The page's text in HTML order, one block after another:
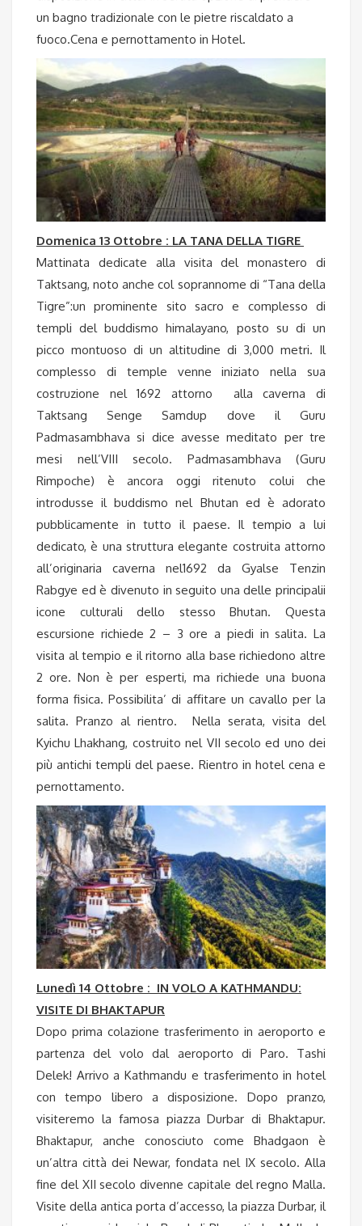
un bagno tradizionale con le pietre riscaldato a
fuoco.Cena e pernottamento in Hotel.
Domenica 13 Ottobre : LA TANA DELLA TIGRE
Mattinata dedicate alla visita del monastero di
Taktsang, noto anche col soprannome di “Tana della
Tigre”:un prominente sito sacro e complesso di
templi del buddismo himalayano, posto su di un
picco montuoso di un altitudine di 3,000 metri. Il
complesso di temple venne iniziato nella sua
costruzione nel 1692 attorno alla caverna di
Taktsang Senge Samdup dove il Guru
Padmasambhava si dice avesse meditato per tre
mesi nell’VIII secolo. Padmasambhava (Guru
Rimpoche) è ancora oggi ritenuto colui che
introdusse il buddismo nel Bhutan ed è adorato
pubblicamente in tutto il paese. Il tempio a lui
dedicato, è una struttura elegante costruita attorno
all’originaria caverna nel1692 da Gyalse Tenzin
Rabgye ed è divenuto in seguito una delle principalii
icone culturali dello stesso Bhutan. Questa
escursione richiede 2 – 3 ore a piedi in salita. La
visita al tempio e il ritorno alla base richiedono altre
2 ore. Non è per esperti, ma richiede una buona
forma fisica. Possibilita’ di affitare un cavallo per la
salita. Pranzo al rientro. Nella serata, visita del
Kyichu Lhakhang, costruito nel VII secolo ed uno dei
più antichi templi del paese. Rientro in hotel cena e
pernottamento.
Lunedì 14 Ottobre : IN VOLO A KATHMANDU:
VISITE DI BHAKTAPUR
Dopo prima colazione trasferimento in aeroporto e
partenza del volo dal aeroporto di Paro. Tashi
Delek! Arrivo a Kathmandu e trasferimento in hotel
con tempo libero a disposizione. Dopo pranzo,
visiteremo la famosa piazza Durbar di Bhaktapur.
Bhaktapur, anche conosciuto come Bhadgaon è
un’altra città dei Newar, fondata nel IX secolo. Alla
fine del XII secolo divenne capitale del regno Malla.
Visite della antica porta d’accesso, la piazza Durbar, il